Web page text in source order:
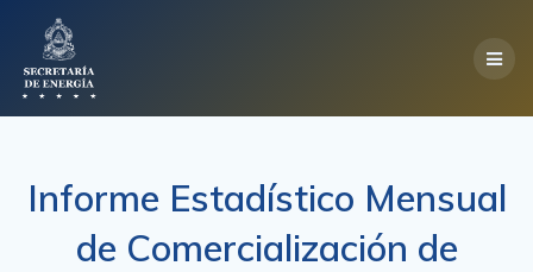
Informe Estadístico Mensual
de Comercialización de